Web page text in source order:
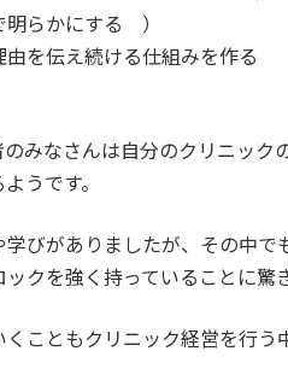
明らかにする ）
由を伝え続ける仕組みを作る
みなさんは自分のクリニック
うです。
びがありましたが、その中で
クを強く持っていることに驚
こともクリニック経営を行う